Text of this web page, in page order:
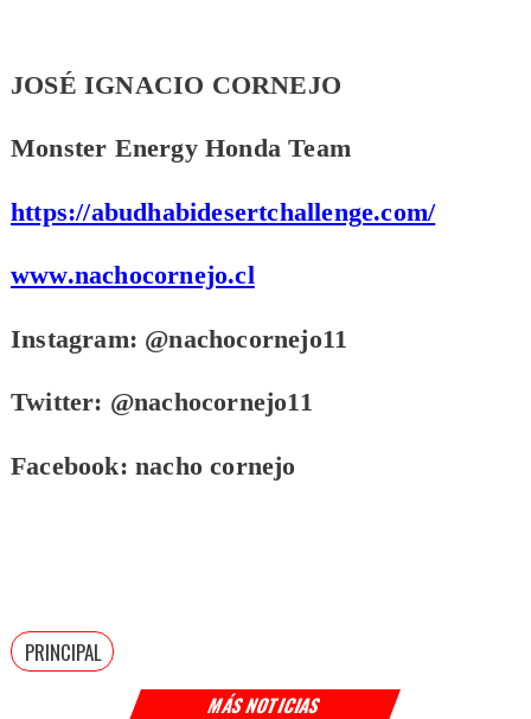
MÁS NOTICIAS
JOSÉ IGNACIO CORNEJO
Monster Energy Honda Team
https://abudhabidesertchallenge.com/
www.nachocornejo.cl
Instagram: @nachocornejo11
Twitter: @nachocornejo11
Facebook: nacho cornejo
PRINCIPAL